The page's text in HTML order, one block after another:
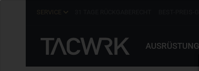
SERVICE
AUSRÜSTUNG